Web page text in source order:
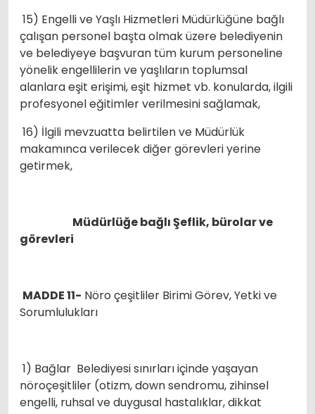
15) Engelli ve Yaşlı Hizmetleri Müdürlüğüne bağlı
çalışan personel başta olmak üzere belediyenin
ve belediyeye başvuran tüm kurum personeline
yönelik engellilerin ve yaşlıların toplumsal
alanlara eşit erişimi, eşit hizmet vb. konularda, ilgili
profesyonel eğitimler verilmesini sağlamak,
16) İlgili mevzuatta belirtilen ve Müdürlük
makamınca verilecek diğer görevleri yerine
getirmek,
Müdürlüğe bağlı Şeflik, bürolar ve
görevleri
MADDE 11- Nöro çeşitliler Birimi Görev, Yetki ve
Sorumlulukları
1) Bağlar Belediyesi sınırları içinde yaşayan
nöroçeşitliler (otizm, down sendromu, zihinsel
engelli, ruhsal ve duygusal hastalıklar, dikkat